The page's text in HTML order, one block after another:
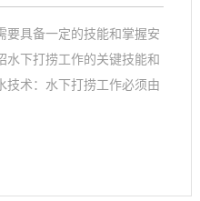
要具备一定的技能和掌握安
水下打捞工作的关键技能和
技术：水下打捞工作必须由